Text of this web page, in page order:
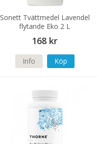
Sonett Tvättmedel Lavendel
flytande Eko 2 L
168 kr
Info Köp